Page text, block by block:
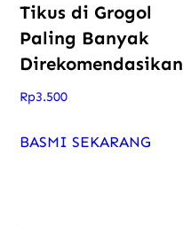
Tikus di Grogol
Paling Banyak
Direkomendasikan
Rp3.500
BASMI SEKARANG